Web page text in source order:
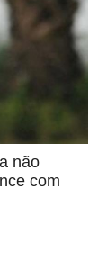
não
com